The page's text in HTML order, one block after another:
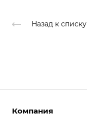
Назад к списку
Компания